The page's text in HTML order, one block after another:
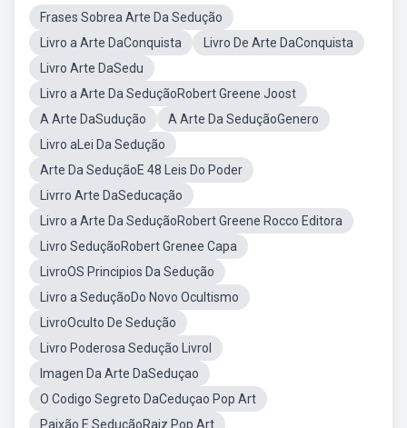
Frases Sobrea Arte Da Sedução
Livro a Arte DaConquista
Livro De Arte DaConquista
Livro Arte DaSedu
Livro a Arte Da SeduçãoRobert Greene Joost
A Arte DaSudução
A Arte Da SeduçãoGenero
Livro aLei Da Sedução
Arte Da SeduçãoE 48 Leis Do Poder
Livrro Arte DaSeducação
Livro a Arte Da SeduçãoRobert Greene Rocco Editora
Livro SeduçãoRobert Grenee Capa
LivroOS Principios Da Sedução
Livro a SeduçãoDo Novo Ocultismo
LivroOculto De Sedução
Livro Poderosa Sedução LivroI
Imagen Da Arte DaSeduçao
O Codigo Segreto DaCeduçao Pop Art
Paixão E SeduçãoRaiz Pop Art